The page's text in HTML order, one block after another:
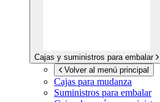
Cajas y suministros para embalar
Volver al menú principal
Cajas para mudanza
Suministros para embalar